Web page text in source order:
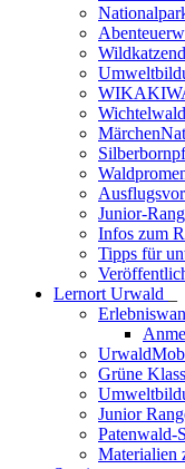
Wichtelwald
Junior-
Infos zum
Tipps für
Lernort Urwald
Grüne
Junior
Patenwald-
Materialien